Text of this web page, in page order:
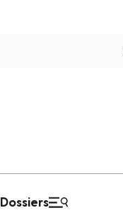
Dossiers